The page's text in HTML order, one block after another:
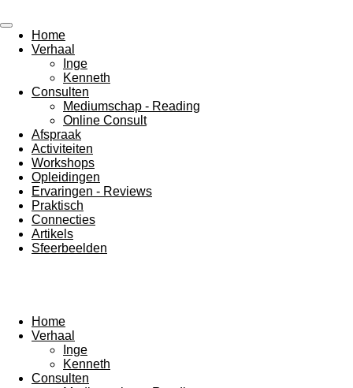
direct
naar
de
hoofdinhoud
Home
Verhaal
Inge
Kenneth
Consulten
Mediumschap - Reading
Online Consult
Afspraak
Activiteiten
Workshops
Opleidingen
Ervaringen - Reviews
Praktisch
Connecties
Artikels
Sfeerbeelden
Home
Verhaal
Inge
Kenneth
Consulten